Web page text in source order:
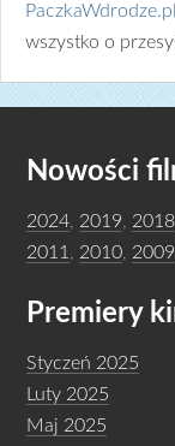
PaczkaWdrodze.pl
wszystko o
Nowości
2024 2019 2018
2011
2010 2009
Premiery
Styczeń 2025
Luty 2025
Maj 2025